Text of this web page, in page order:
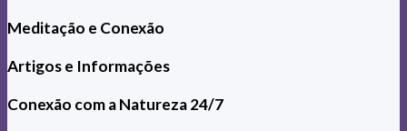
Meditação e Conexão
Artigos e Informações
Conexão com a Natureza 24/7